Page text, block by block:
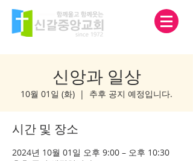
신앙과 일상
10월 01일 (화)
  |
추후 공지 예정입니다.
시간 및 장소
2024년 10월 01일 오후 9:00 – 오후 10:30